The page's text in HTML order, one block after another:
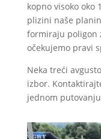
kopno visoko oko
plizini naše
formiraju poligon
očekujemo pravi
Neka treći
izbor.
jednom